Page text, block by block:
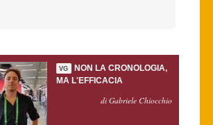
VG
NON LA CRONOLOGIA,
MA L'EFFICACIA
di Gabriele Chiocchio